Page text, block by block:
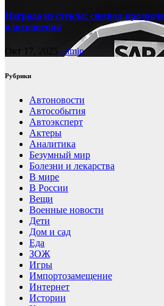
Награда из стекла: символ
вдохновения
Окт 17, 2025 admin
Рубрики
Автоновости
Автособытия
Автоэксперт
Актеры
Аналитика
Безумный мир
Болезни и лекарства
В мире
В России
Вещи
Военные новости
Дети
Дом и сад
Еда
ЗОЖ
Игры
Импортозамещение
Интернет
Истории